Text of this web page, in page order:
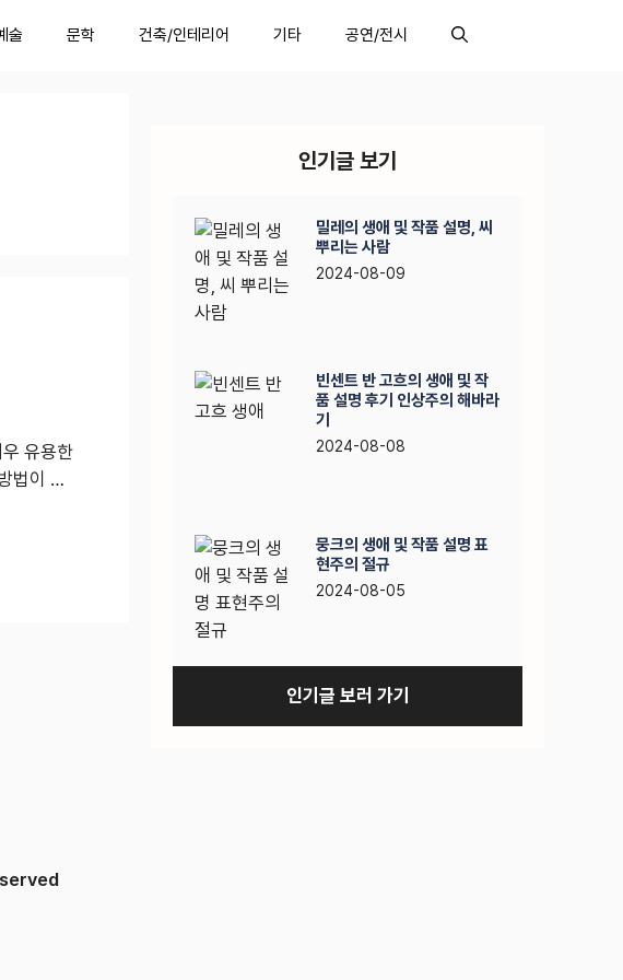
술 문학 건축/인테리어 기타 공연/전시
유용한
법이 …
인기글 보기
밀레의 생애 및 작품 설명, 씨
뿌리는 사람
2024-08-09
빈센트 반 고흐의 생애 및 작
품 설명 후기 인상주의 해바라
기
2024-08-08
뭉크의 생애 및 작품 설명 표
현주의 절규
2024-08-05
인기글 보러 가기